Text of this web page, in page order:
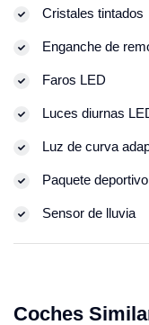
Cristales tintados
Enganche de
Faros LED
Luces diurnas
Luz de curva
Paquete deportivo
Sensor de lluvia
Coches